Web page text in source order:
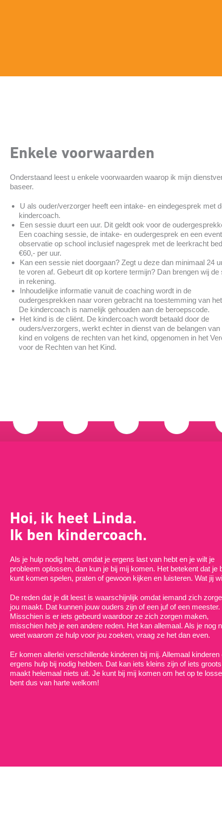
Enkele voorwaarden
Onderstaand leest u enkele voorwaarden waarop ik mijn
baseer.
U als ouder/verzorger heeft een intake- en eindegesprek met
kindercoach.
Een sessie duurt een uur. Dit geldt ook voor de
Een coaching sessie, de intake- en oudergesprek en een
observatie op school inclusief nagesprek met de leerkracht
€60,- per uur.
Kan een sessie niet doorgaan? Zegt u deze dan minimaal 24
te voren af. Gebeurt dit op kortere termijn? Dan brengen wij de
in rekening.
Inhoudelijke informatie vanuit de coaching wordt in de
oudergesprekken naar voren gebracht na toestemming van
De kindercoach is namelijk gehouden aan de beroepscode.
Het kind is de cliënt. De kindercoach wordt betaald door de
ouders/verzorgers, werkt echter in dienst van de belangen van
kind en volgens de rechten van het kind, opgenomen in het
voor de Rechten van het Kind.
Hoi, ik heet Linda.
Ik ben kindercoach.
Als je hulp nodig hebt, omdat je ergens last van hebt en je wilt je
probleem oplossen, dan kun je bij mij komen. Het betekent dat je
kunt komen spelen, praten of gewoon kijken en luisteren. Wat jij
De reden dat je dit leest is waarschijnlijk omdat iemand zich
jou maakt. Dat kunnen jouw ouders zijn of een juf of een meester.
Misschien is er iets gebeurd waardoor ze zich zorgen maken,
misschien heb je een andere reden. Het kan allemaal. Als je nog
weet waarom ze hulp voor jou zoeken, vraag ze het dan even.
Er komen allerlei verschillende kinderen bij mij. Allemaal kinderen
ergens hulp bij nodig hebben. Dat kan iets kleins zijn of iets
maakt helemaal niets uit. Je kunt bij mij komen om het op te
bent dus van harte welkom!